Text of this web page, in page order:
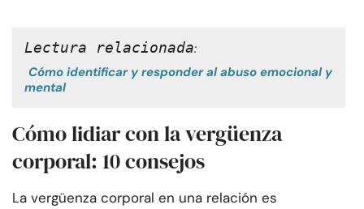
Lectura relacionada:
Cómo identificar y responder al abuso emocional y
mental
Cómo lidiar con la vergüenza
corporal: 10 consejos
La vergüenza corporal en una relación es